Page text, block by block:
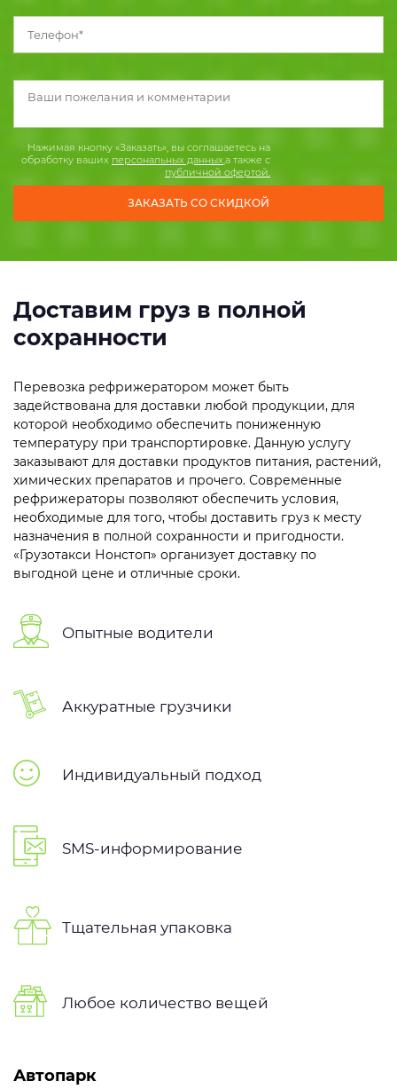
Нажимая кнопку «Заказать», вы соглашаетесь на
обработку ваших персональных данных,а также с
публичной офертой.
Доставим груз в полной
сохранности
Перевозка рефрижератором может быть
задействована для доставки любой продукции, для
которой необходимо обеспечить пониженную
температуру при транспортировке. Данную услугу
заказывают для доставки продуктов питания, растений,
химических препаратов и прочего. Современные
рефрижераторы позволяют обеспечить условия,
необходимые для того, чтобы доставить груз к месту
назначения в полной сохранности и пригодности.
«Грузотакси Нонстоп» организует доставку по
выгодной цене и отличные сроки.
Опытные водители
Аккуратные грузчики
Индивидуальный подход
SMS-информирование
Тщательная упаковка
Любое количество вещей
Автопарк